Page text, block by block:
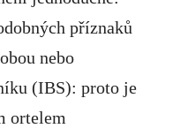
příznaků
nebo
(IBS): proto je
ortelem